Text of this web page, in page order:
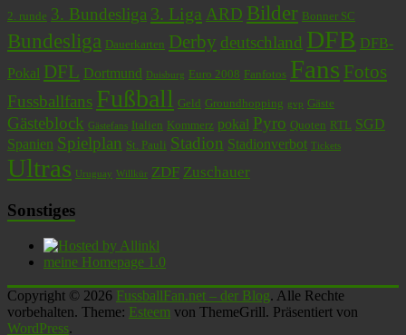
2. runde 3. Bundesliga 3. Liga ARD Bilder Bonner SC
Bundesliga Dauerkarten Derby deutschland DFB DFB-
Pokal DFL Dortmund Duisburg Euro 2008 Fanfotos Fans Fotos
Fussballfans Fußball Geld Groundhopping gvp Gäste
Gästeblock Gästefans Italien Kommerz pokal Pyro Quoten RTL SGD
Spanien Spielplan St. Pauli Stadion Stadionverbot Tickets
Ultras Uruguay Willkür ZDF Zuschauer
Sonstiges
meine Homepage 1.0
Copyright © 2026 FussballFan.net – der Blog. Alle Rechte
vorbehalten. Theme: Esteem von ThemeGrill. Präsentiert von
WordPress.